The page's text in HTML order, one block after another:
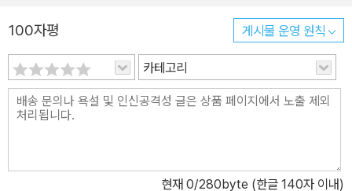
훗날의 내가 사무치게 그리워해서 한번 더 살아가고 있는 시간이라고
생각해본다. 나는 이토록 힘들고 지쳐 있지만 어떠한 사유로, 지금은
짐작조차 할 수 없는 어떤 조화와 결과로 미래의 내가 사무치게 이 순
간을 그리워하고 있다고.” _「미래의 내가 사무치게 이 순간을 그리워
하고 있다」중에서 감정이 지나간 자리를 오래 들여다보는 사람 사소
이 책에서 정답을 제시하지 않는다. 대신 자신 역시 같은 고민을 안고
100자평 게시물 운영 원칙
카테고리
현재 0/280byte (한글 140자 이내)